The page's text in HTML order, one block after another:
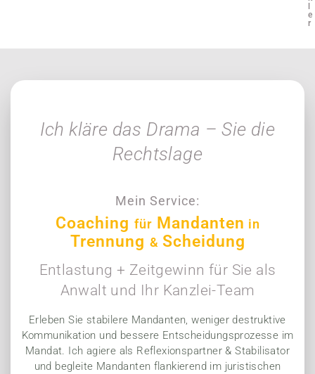
e
r
Ich kläre das Drama – Sie die
Rechtslage
Mein Service:
Coaching fürMandanten in
Trennung & Scheidung
Entlastung + Zeitgewinn für Sie als
Anwalt und Ihr Kanzlei-Team
Erleben Sie stabilere Mandanten, weniger destruktive
Kommunikation und bessere Entscheidungsprozesse im
Mandat. Ich agiere als Reflexionspartner & Stabilisator
und begleite Mandanten flankierend im juristischen